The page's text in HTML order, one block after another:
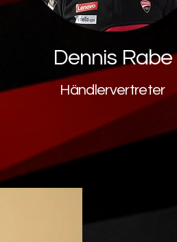
Dennis Rabe
Händlervertreter